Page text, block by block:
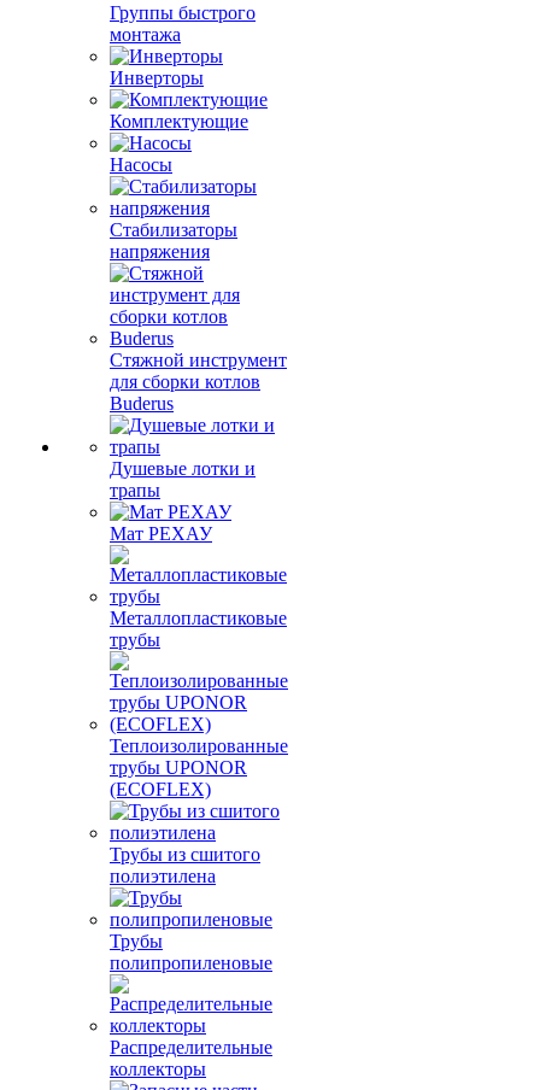
Группы быстрого
монтажа
Инверторы
Комплектующие
Насосы
Стабилизаторы
напряжения
Стяжной инструмент
для сборки котлов
Buderus
Душевые лотки и
трапы
Мат РЕХАУ
Металлопластиковые
трубы
Теплоизолированные
трубы UPONOR
(ECOFLEX)
Трубы из сшитого
полиэтилена
Трубы
полипропиленовые
Распределительные
коллекторы